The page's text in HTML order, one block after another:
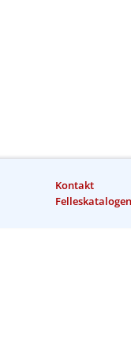
Kontakt
Felleskatalogen